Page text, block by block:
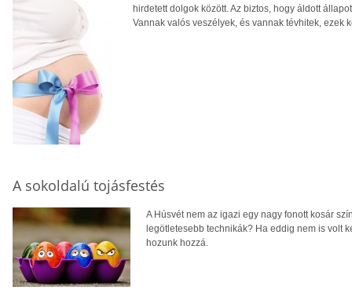
hirdetett dolgok között. Az biztos, hogy áldott
Vannak valós veszélyek, és vannak tévhitek, ezek
A sokoldalú tojásfestés
A Húsvét nem az igazi egy nagy fonott kosár
legötletesebb technikák? Ha eddig nem is volt
hozunk hozzá.